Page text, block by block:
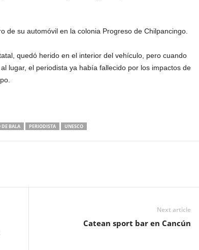
de su automóvil en la colonia Progreso de Chilpancingo.
quedó herido en el interior del vehículo, pero cuando
lugar, el periodista ya había fallecido por los impactos de
DE BALA PERIODISTA UNESCO
Next article
Catean sport bar en Cancún